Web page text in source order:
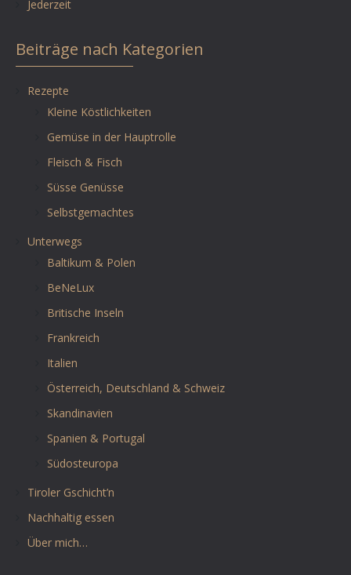
Jederzeit
Beiträge nach Kategorien
Rezepte
Kleine Köstlichkeiten
Gemüse in der Hauptrolle
Fleisch & Fisch
Süsse Genüsse
Selbstgemachtes
Unterwegs
Baltikum & Polen
BeNeLux
Britische Inseln
Frankreich
Italien
Österreich, Deutschland & Schweiz
Skandinavien
Spanien & Portugal
Südosteuropa
Tiroler Gschicht’n
Nachhaltig essen
Über mich…